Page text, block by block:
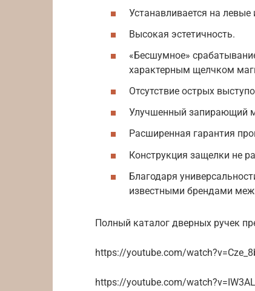
Устанавливается на
Высокая эстетичность.
«Бесшумное»
характерным щелчком
Отсутствие острых
Улучшенный запирающий
Расширенная гарантия
Конструкция защелки не
Благодаря
известными брендами
Полный каталог дверных ручек
https://youtube.com/
https://youtube.com/